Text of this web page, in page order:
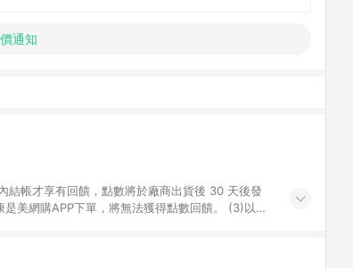
通知
結帳才享有回饋，點數將於廠商出貨後 30 天後發
美網購APP下單，將無法獲得點數回饋。​ (3)以下
中的「我的訂單」頁面查詢，請依LINE購物網站